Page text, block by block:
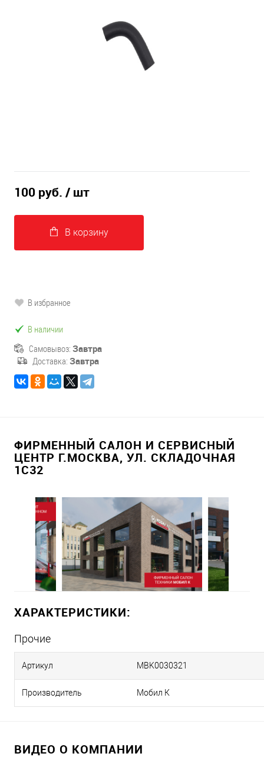
100 руб. / шт
В корзину
В избранное
В наличии
Самовывоз: Завтра
Доставка: Завтра
ФИРМЕННЫЙ САЛОН И СЕРВИСНЫЙ
ЦЕНТР Г.МОСКВА, УЛ. СКЛАДОЧНАЯ
1С32
ХАРАКТЕРИСТИКИ:
Прочие
Артикул MBK0030321
Производитель Мобил К
ВИДЕО О КОМПАНИИ